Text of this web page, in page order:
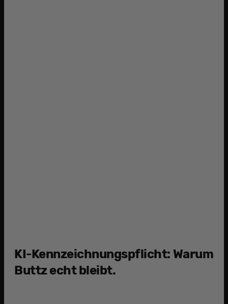
KI-Kennzeichnungspflicht: Warum
Buttz echt bleibt.